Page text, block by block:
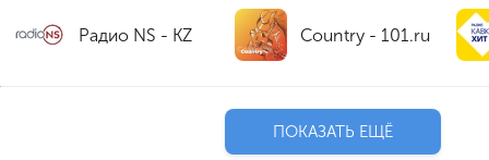
Радио NS - KZ Country - 101.ru
ПОКАЗАТЬ ЕЩЁ